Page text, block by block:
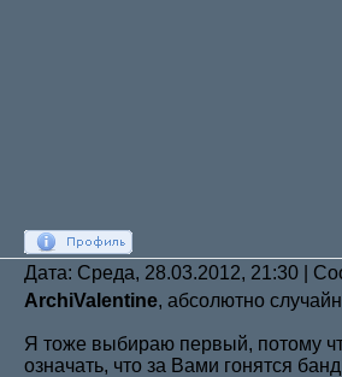
Дата: Среда, 28.03.2012, 21:30 |
ArchiValentine, абсолютно
Я тоже выбираю первый, потому
означать, что за Вами гонятся